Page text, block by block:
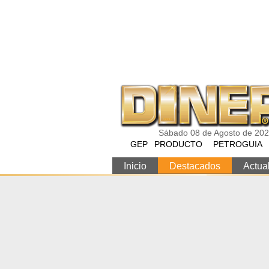
Sábado 08 de Agosto de
GEP PRODUCTO PETROGUIA
Inicio Destacados